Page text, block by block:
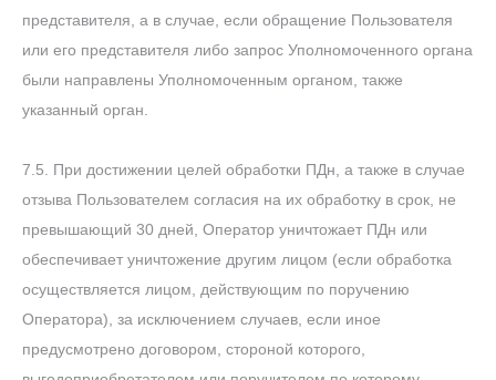
представителя, а в случае, если обращение Пользователя
или его представителя либо запрос Уполномоченного органа
были направлены Уполномоченным органом, также
указанный орган.
7.5. При достижении целей обработки ПДн, а также в случае
отзыва Пользователем согласия на их обработку в срок, не
превышающий 30 дней, Оператор уничтожает ПДн или
обеспечивает уничтожение другим лицом (если обработка
осуществляется лицом, действующим по поручению
Оператора), за исключением случаев, если иное
предусмотрено договором, стороной которого,